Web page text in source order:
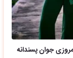
جوان پسندانه